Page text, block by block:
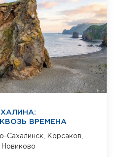
ВРЕМЕНА
Сахалинск,
Корсаков,
Новиково